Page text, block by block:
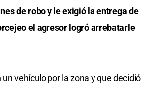
de robo y le exigió la entrega de
el agresor logró arrebatarle
vehículo por la zona y que decidió